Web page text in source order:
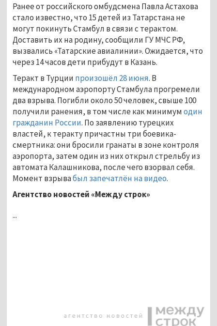
Ранее от российского омбудсмена Павла Астахова
стало известно, что 15 детей из Татарстана не
могут покинуть Стамбул в связи с терактом.
Доставить их на родину, сообщили ГУ МЧС РФ,
вызвались «Татарские авиалинии». Ожидается, что
через 14 часов дети прибудут в Казань.
Теракт в Турции произошёл 28 июня. В
международном аэропорту Стамбула прогремели
два взрыва. Погибли около 50 человек, свыше 100
получили ранения, в том числе как минимумодин
гражданин России. По заявлению турецких
властей, к теракту причастны три боевика-
смертника: они бросили гранаты в зоне контроля
аэропорта, затем один из них открыл стрельбу из
автомата Калашникова, после чего взорвал себя.
Момент взрывабыл запечатлён на видео.
Агентство новостей «Между строк»
...